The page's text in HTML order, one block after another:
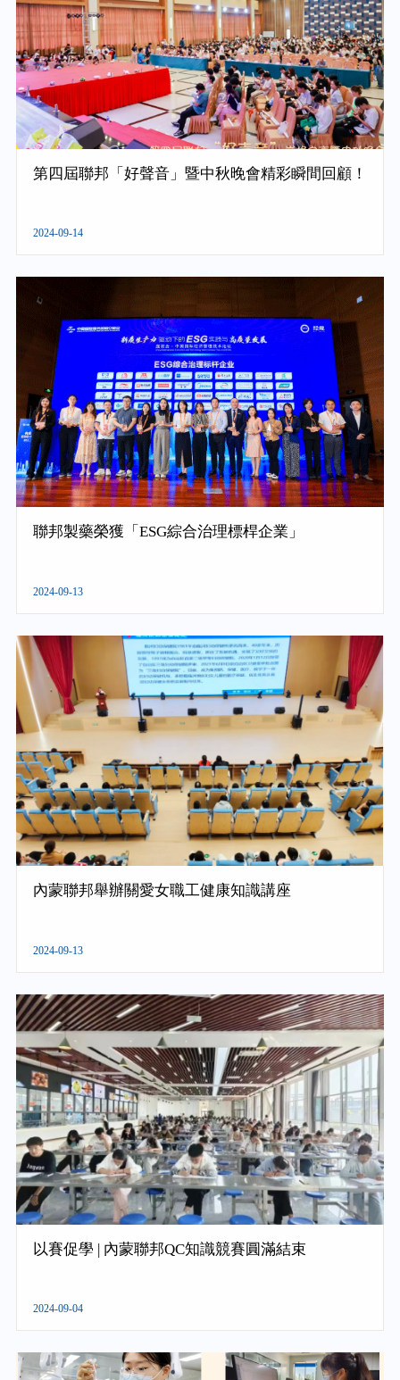
第四屆聯邦「好聲音」暨中秋晚會精彩瞬間回顧！
2024-09-14
聯邦製藥榮獲「ESG綜合治理標桿企業」
2024-09-13
內蒙聯邦舉辦關愛女職工健康知識講座
2024-09-13
以賽促學 | 內蒙聯邦QC知識競賽圓滿結束
2024-09-04